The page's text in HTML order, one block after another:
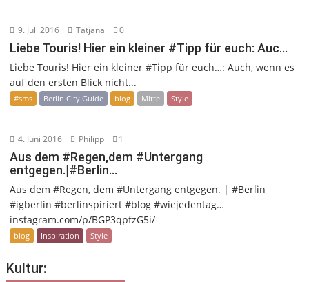
9. Juli 2016 Tatjana 0
Liebe Touris! Hier ein kleiner #Tipp für euch: Auc…
Liebe Touris! Hier ein kleiner #Tipp für euch…: Auch, wenn es
auf den ersten Blick nicht...
#sms Berlin City Guide blog Mitte Style
4. Juni 2016 Philipp 1
Aus dem #Regen,dem #Untergang
entgegen.|#Berlin…
Aus dem #Regen, dem #Untergang entgegen. | #Berlin
#igberlin #berlinspiriert #blog #wiejedentag…
instagram.com/p/BGP3qpfzG5i/
blog Inspiration Style
Kultur: